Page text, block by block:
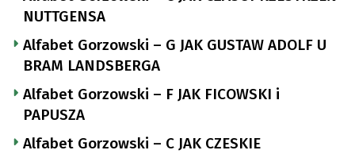
NUTTGENSA
Alfabet Gorzowski – G JAK GUSTAW ADOLF U
BRAM LANDSBERGA
Alfabet Gorzowski – F JAK FICOWSKI i
PAPUSZA
Alfabet Gorzowski – C JAK CZESKIE